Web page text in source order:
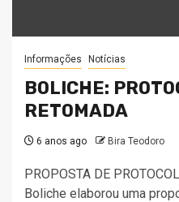
Informações Notícias
BOLICHE:
RETOMADA
6 anos ago Bira Teodoro
PROPOSTA DE
Boliche elaborou uma